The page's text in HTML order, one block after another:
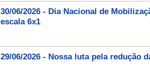
30/06/2026 - Dia Nacional de
escala 6x1
29/06/2026 - Nossa luta pela redução